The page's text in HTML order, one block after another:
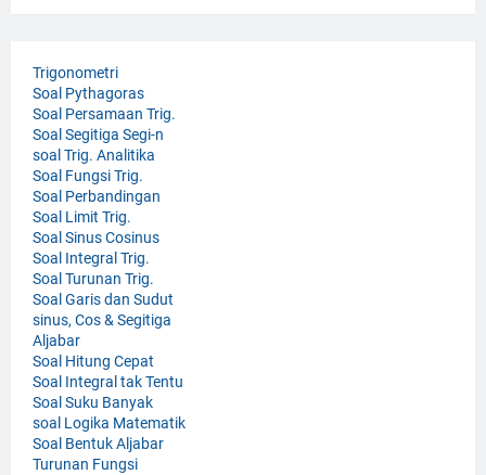
Trigonometri
Soal Pythagoras
Soal Persamaan Trig.
Soal Segitiga Segi-n
soal Trig. Analitika
Soal Fungsi Trig.
Soal Perbandingan
Soal Limit Trig.
Soal Sinus Cosinus
Soal Integral Trig.
Soal Turunan Trig.
Soal Garis dan Sudut
sinus, Cos & Segitiga
Aljabar
Soal Hitung Cepat
Soal Integral tak Tentu
Soal Suku Banyak
soal Logika Matematik
Soal Bentuk Aljabar
Turunan Fungsi